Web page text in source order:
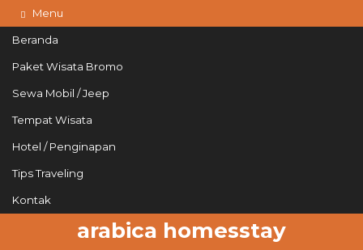
Menu
Beranda
Paket Wisata Bromo
Sewa Mobil / Jeep
Tempat Wisata
Hotel / Penginapan
Tips Traveling
Kontak
arabica homesstay